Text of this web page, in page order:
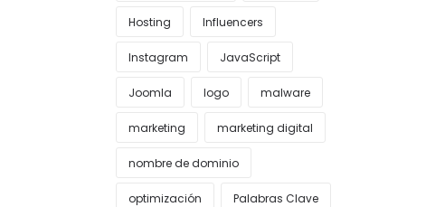
Hosting Influencers
Instagram JavaScript
Joomla logo malware
marketing marketing digital
nombre de dominio
optimización Palabras Clave